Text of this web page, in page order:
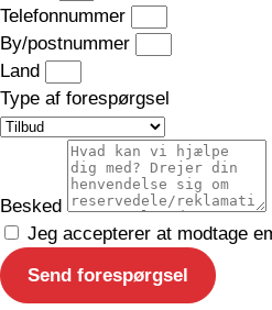
Telefonnummer
By/postnummer
Land
Type af forespørgsel
Besked
Jeg accepterer at modtage
Send forespørgsel